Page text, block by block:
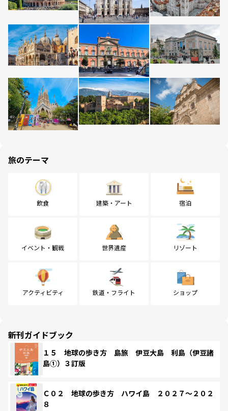
旅のテーマ
飲食 建築・アート 宿泊
イベント・観戦 世界遺産 リゾート
アクティビティ 鉄道・フライト ショップ
新刊ガイドブック
１５ 地球の歩き方 島旅 伊豆大島 利島（伊豆諸
島①）３訂版
Ｃ０２ 地球の歩き方 ハワイ島 ２０２７～２０２
８